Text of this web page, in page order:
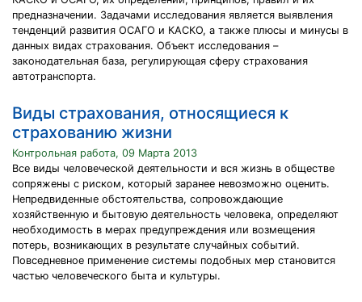
предназначении. Задачами исследования является выявления
тенденций развития ОСАГО и КАСКО, а также плюсы и минусы в
данных видах страхования. Объект исследования –
законодательная база, регулирующая сферу страхования
автотранспорта.
Виды страхования, относящиеся к
страхованию жизни
Контрольная работа, 09 Марта 2013
Все виды человеческой деятельности и вся жизнь в обществе
сопряжены с риском, который заранее невозможно оценить.
Непредвиденные обстоятельства, сопровождающие
хозяйственную и бытовую деятельность человека, определяют
необходимость в мерах предупреждения или возмещения
потерь, возникающих в результате случайных событий.
Повседневное применение системы подобных мер становится
частью человеческого быта и культуры.